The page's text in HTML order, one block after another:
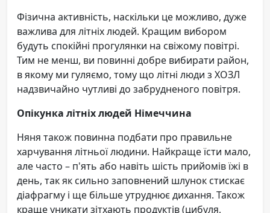
Фізична активність, наскільки це можливо, дуже
важлива для літніх людей. Кращим вибором
будуть спокійні прогулянки на свіжому повітрі.
Тим не менш, ви повинні добре вибирати район,
в якому ми гуляємо, тому що літні люди з ХОЗЛ
надзвичайно чутливі до забрудненого повітря.
Опікунка літніх людей Німеччина
Няня також повинна подбати про правильне
харчування літньої людини. Найкраще їсти мало,
але часто – п'ять або навіть шість прийомів їжі в
день, так як сильно заповнений шлунок стискає
діафрагму і ще більше утруднює дихання. Також
краще уникати зітхають продуктів (цибуля,